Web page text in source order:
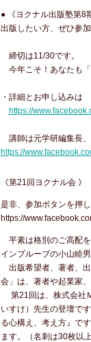
● 《ヨクナル出版塾
出版したい方、ぜひ参
締切は11/30です。
今年こそ！あなたも
・詳細とお申し込み
https://
講師は元学研編集長、
https://
《第21回ヨクナル会
是非、参加ボタンを押
https://
平素は格別のご高配
インプルーブの小山睦男
出版希望者、著者、
会」は、著者や起業家
第21回は、株式会社
いすけ）先生の登壇で
る心構え、考え方』で
ます。（名刺は30枚以